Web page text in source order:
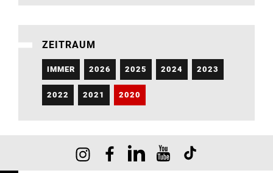
ZEITRAUM
IMMER 2026 2025 2024 2023
2022 2021 2020